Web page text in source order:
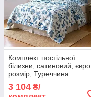
Комплект постільної
білизни, сатиновий, євро
розмір, Туреччина
3 104 ₴/